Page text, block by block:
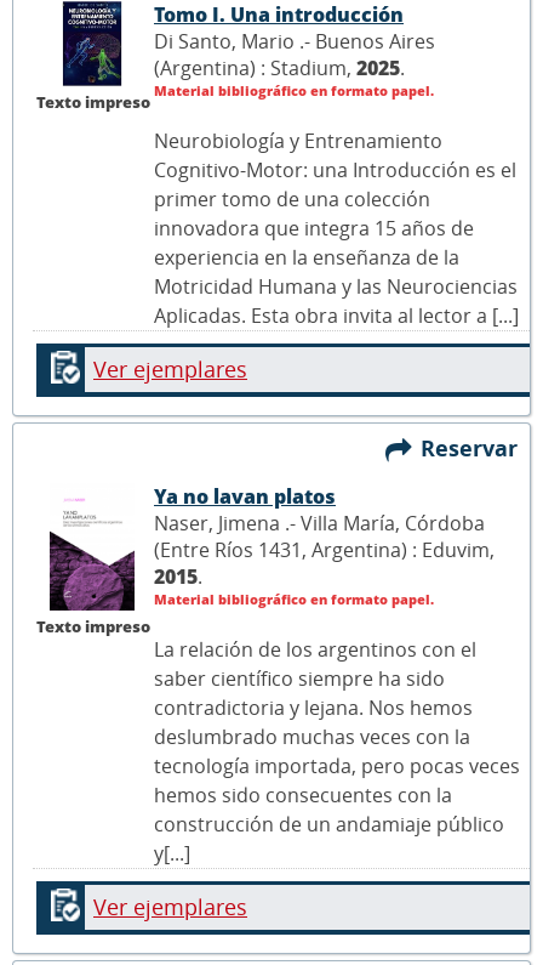
Texto impreso
Tomo I. Una introducción
Di Santo, Mario .- Buenos Aires
(Argentina) : Stadium, 2025.
Material bibliográfico en formato papel.
Neurobiología y Entrenamiento
Cognitivo-Motor: una Introducción es el
primer tomo de una colección
innovadora que integra 15 años de
experiencia en la enseñanza de la
Motricidad Humana y las Neurociencias
Aplicadas. Esta obra invita al lector a [...]
Ver ejemplares
Reservar
Texto impreso
Ya no lavan platos
Naser, Jimena .- Villa María, Córdoba
(Entre Ríos 1431, Argentina) : Eduvim,
2015.
Material bibliográfico en formato papel.
La relación de los argentinos con el
saber científico siempre ha sido
contradictoria y lejana. Nos hemos
deslumbrado muchas veces con la
tecnología importada, pero pocas veces
hemos sido consecuentes con la
construcción de un andamiaje público
y[...]
Ver ejemplares